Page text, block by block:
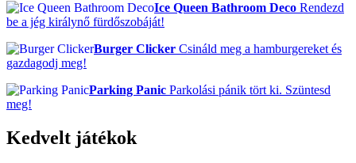
Ice Queen Bathroom Deco Rendezd
be a jég királynő fürdőszobáját!
Burger Clicker Csináld meg a hamburgereket és
gazdagodj meg!
Parking Panic Parkolási pánik tört ki. Szüntesd
meg!
Kedvelt játékok